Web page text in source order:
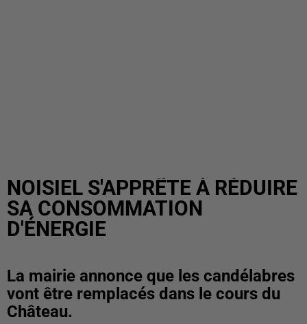
NOISIEL S'APPRÊTE À RÉDUIRE
SA CONSOMMATION
D'ÉNERGIE
La mairie annonce que les candélabres
vont être remplacés dans le cours du
Château.